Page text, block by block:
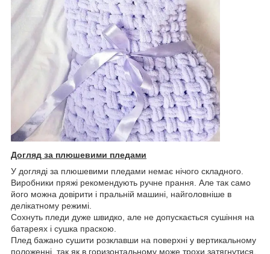
Догляд за плюшевими пледами
У догляді за плюшевими пледами немає нічого складного.
Виробники пряжі рекомендують ручне прання. Але так само
його можна довірити і пральній машині, найголовніше в
делікатному режимі.
Сохнуть пледи дуже швидко, але не допускається сушіння на
батареях і сушка праскою.
Плед бажано сушити розклавши на поверхні у вертикальному
положенні, так як в горизонтальному може трохи затягнутися.